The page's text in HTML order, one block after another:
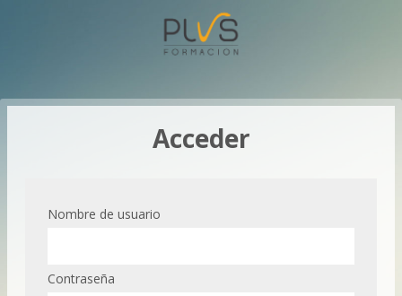
Acceder
Nombre de usuario
Contraseña